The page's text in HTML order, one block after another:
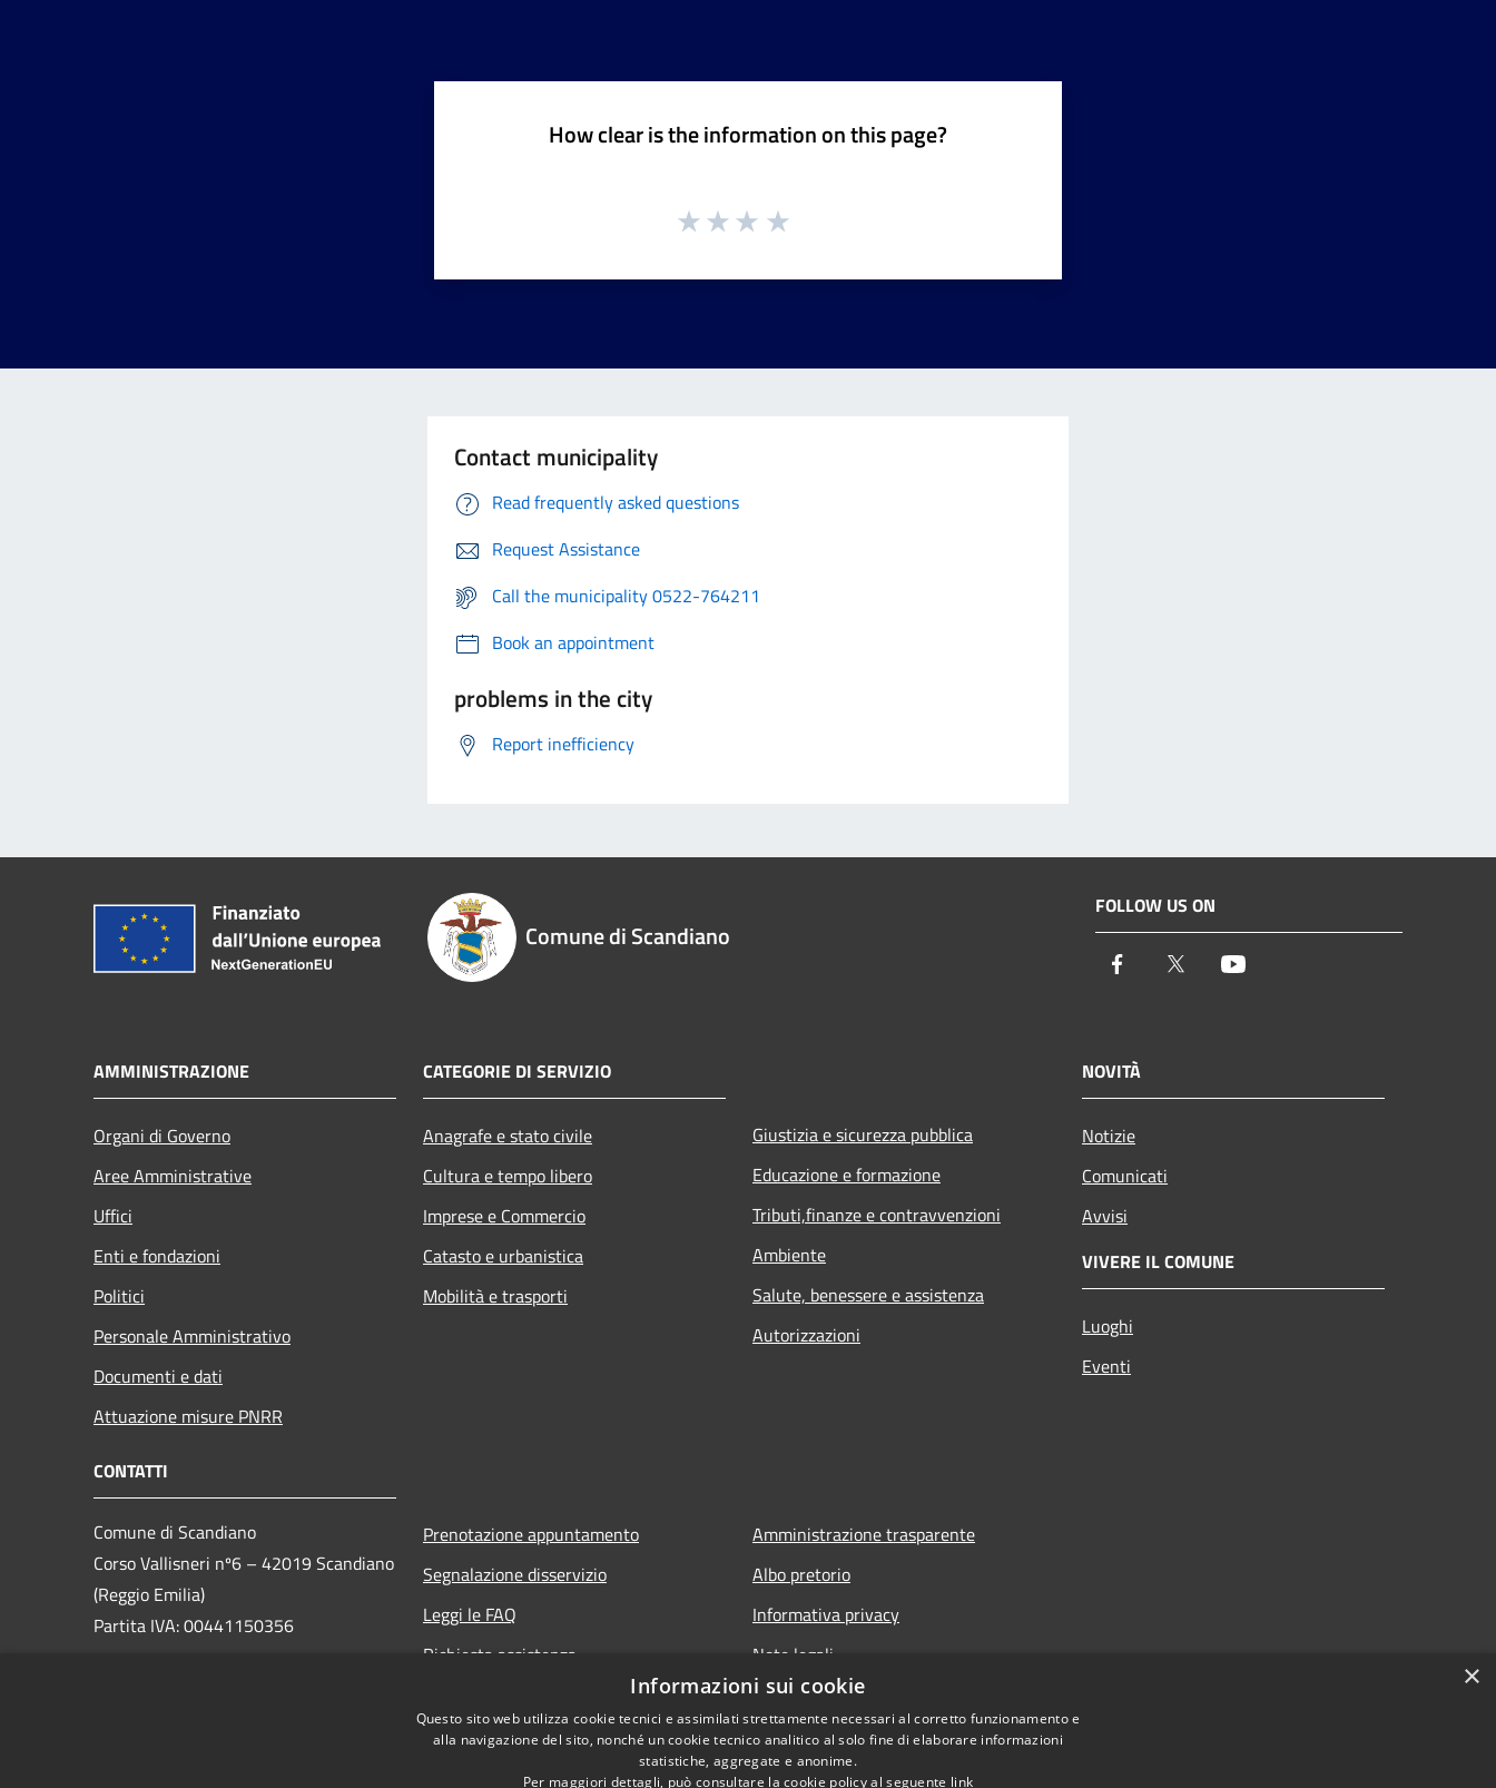
How clear is the information on this page?
Contact municipality
Read frequently asked questions
Request Assistance
Call the municipality 0522-764211
Book an appointment
problems in the city
Report inefficiency
Comune di Scandiano
FOLLOW US ON
Facebook Twitter
AMMINISTRAZIONE
Organi di Governo
Aree Amministrative
Uffici
Enti e fondazioni
Politici
Personale Amministrativo
Documenti e dati
Attuazione misure PNRR
CATEGORIE DI SERVIZIO
Anagrafe e stato civile
Cultura e tempo libero
Imprese e Commercio
Catasto e urbanistica
Mobilità e trasporti
Giustizia e sicurezza pubblica
Educazione e formazione
Tributi,finanze e contravvenzioni
Ambiente
Salute, benessere e assistenza
Autorizzazioni
NOVITÀ
Notizie
Comunicati
Avvisi
VIVERE IL COMUNE
Luoghi
Eventi
CONTATTI
Comune di Scandiano
Corso Vallisneri nº6 – 42019 Scandiano
(Reggio Emilia)
Partita IVA: 00441150356
Prenotazione appuntamento
Segnalazione disservizio
Leggi le FAQ
Richiesta assistenza
Amministrazione trasparente
Albo pretorio
Informativa privacy
Note legali
Dichiarazione di accessibilità
Piano di miglioramento del sito
×
Informazioni sui cookie
Questo sito web utilizza cookie tecnici e assimilati strettamente necessari al corretto funzionamento e
alla navigazione del sito, nonché un cookie tecnico analitico al solo fine di elaborare informazioni
statistiche, aggregate e anonime.
Per maggiori dettagli, può consultare la cookie policy al seguente link